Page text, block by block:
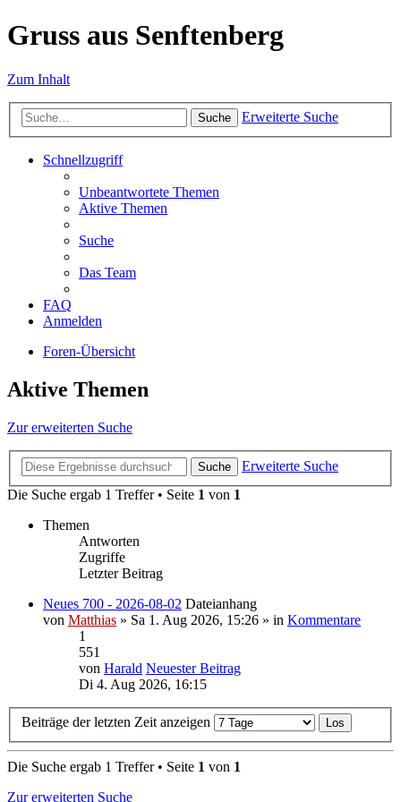
Gruss aus Senftenberg
Zum Inhalt
Suche Erweiterte Suche
Schnellzugriff
Unbeantwortete Themen
Aktive Themen
Suche
Das Team
FAQ
Anmelden
Foren-Übersicht
Aktive Themen
Zur erweiterten Suche
Suche
Erweiterte Suche
Die Suche ergab 1 Treffer • Seite 1 von 1
Themen
Antworten
Zugriffe
Letzter Beitrag
Neues 700 - 2026-08-02 Dateianhang
von Matthias » Sa 1. Aug 2026, 15:26 » in Kommentare
1
551
von Harald Neuester Beitrag
Di 4. Aug 2026, 16:15
Beiträge der letzten Zeit anzeigen
Die Suche ergab 1 Treffer • Seite 1 von 1
Zur erweiterten Suche